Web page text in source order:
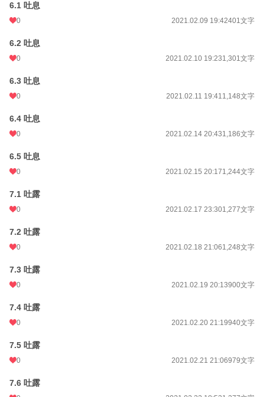
6.1 吐息
0 2021.02.09 19:42401文字
6.2 吐息
0 2021.02.10 19:231,301文字
6.3 吐息
0 2021.02.11 19:411,148文字
6.4 吐息
0 2021.02.14 20:431,186文字
6.5 吐息
0 2021.02.15 20:171,244文字
7.1 吐露
0 2021.02.17 23:301,277文字
7.2 吐露
0 2021.02.18 21:061,248文字
7.3 吐露
0 2021.02.19 20:13900文字
7.4 吐露
0 2021.02.20 21:19940文字
7.5 吐露
0 2021.02.21 21:06979文字
7.6 吐露